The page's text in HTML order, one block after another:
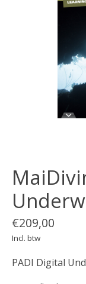
€209,00
Incl. btw
PADI Digital